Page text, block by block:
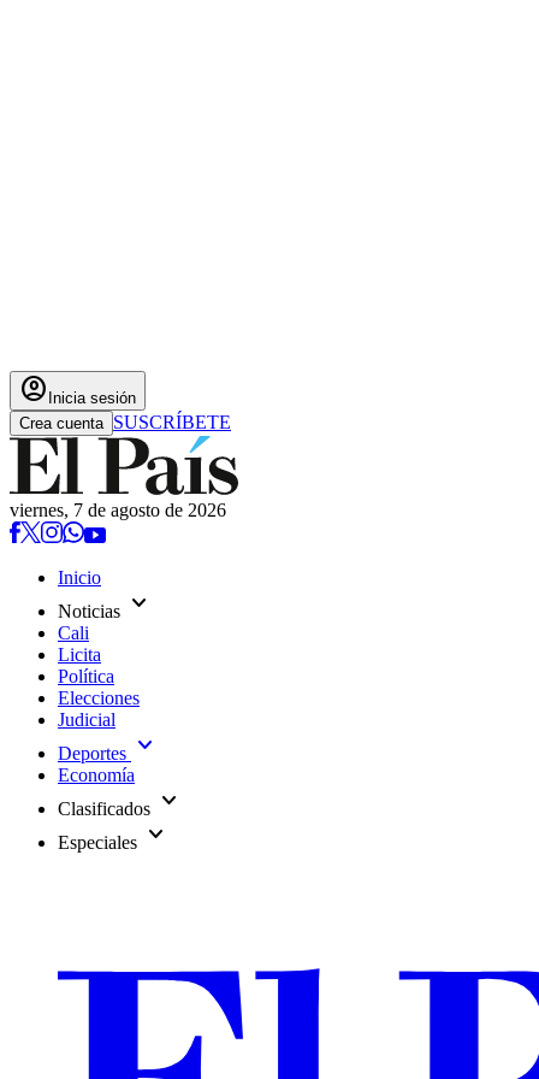
account_circle Inicia sesión
Crea cuenta SUSCRÍBETE
viernes, 7 de agosto de 2026
Inicio
Noticias expand_more
Cali
Licita
Política
Elecciones
Judicial
Deportes expand_more
Economía
Clasificados expand_more
Especiales expand_more